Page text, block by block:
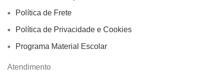
Política de Frete
Política de Privacidade e Cookies
Programa Material Escolar
Atendimento